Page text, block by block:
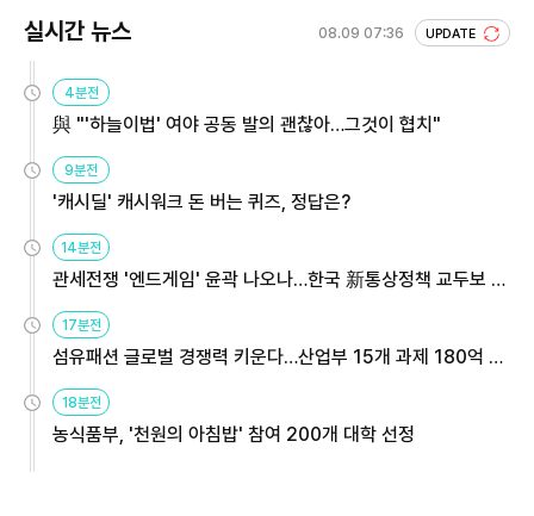
실시간 뉴스 08.09 07:36 UPDATE
4분전
與 "'하늘이법' 여야 공동 발의 괜찮아…그것이 협치"
9분전
'캐시딜' 캐시워크 돈 버는 퀴즈, 정답은?
14분전
관세전쟁 '엔드게임' 윤곽 나오나…한국 新통상정책 교두보 활
17분전
섬유패션 글로벌 경쟁력 키운다…산업부 15개 과제 180억 지
18분전
농식품부, '천원의 아침밥' 참여 200개 대학 선정